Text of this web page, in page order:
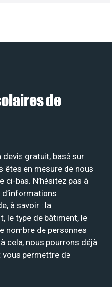
de
devis gratuit, basé sur
êtes en mesure de nous
bas. N’hésitez pas à
à savoir : la
le type de bâtiment, le
nombre de personnes
cela, nous pourrons déjà
vous permettre de